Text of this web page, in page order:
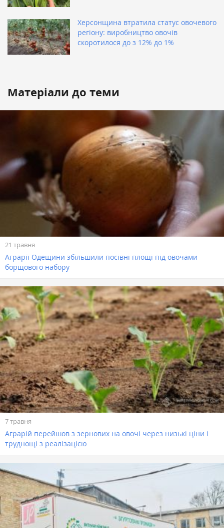
Херсонщина втратила статус овочевого
регіону: виробництво овочів
скоротилося до з 12% до 1%
Матеріали до теми
21 травня
Аграрії Одещини збільшили посівні площі під овочами
борщового набору
7 травня
Аграрій перейшов з зернових на овочі через низькі ціни і
труднощі з реалізацією